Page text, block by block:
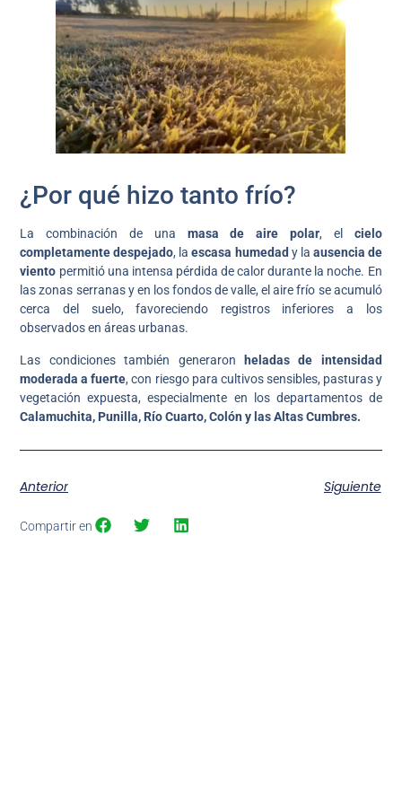
¿Por qué hizo tanto frío?
La combinación de una masa de aire polar, el cielo
completamente despejado, laescasa humedad y la ausencia de
viento permitió una intensa pérdida de calor durante la noche. En
las zonas serranas y en los fondos de valle, el aire frío se acumuló
cerca del suelo, favoreciendo registros inferiores a los
observados en áreas urbanas.
Las condiciones también generaron
heladas de intensidad
moderada a fuerte, con riesgo para cultivos sensibles, pasturas y
vegetación expuesta, especialmente en los departamentos de
Calamuchita, Punilla, Río Cuarto, Colón y las Altas Cumbres.
Anterior Siguiente
Compartir en